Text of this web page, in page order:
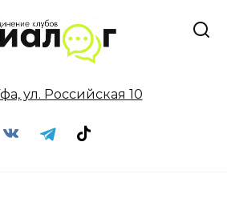
ул. Российская 10